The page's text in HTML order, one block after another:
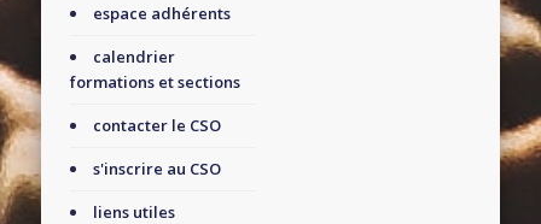
espace adhérents
calendrier
formations et sections
contacter le CSO
s'inscrire au CSO
liens utiles